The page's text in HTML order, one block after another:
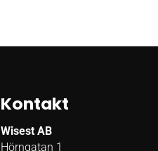
Kontakt
Wisest AB
Hörngatan 1